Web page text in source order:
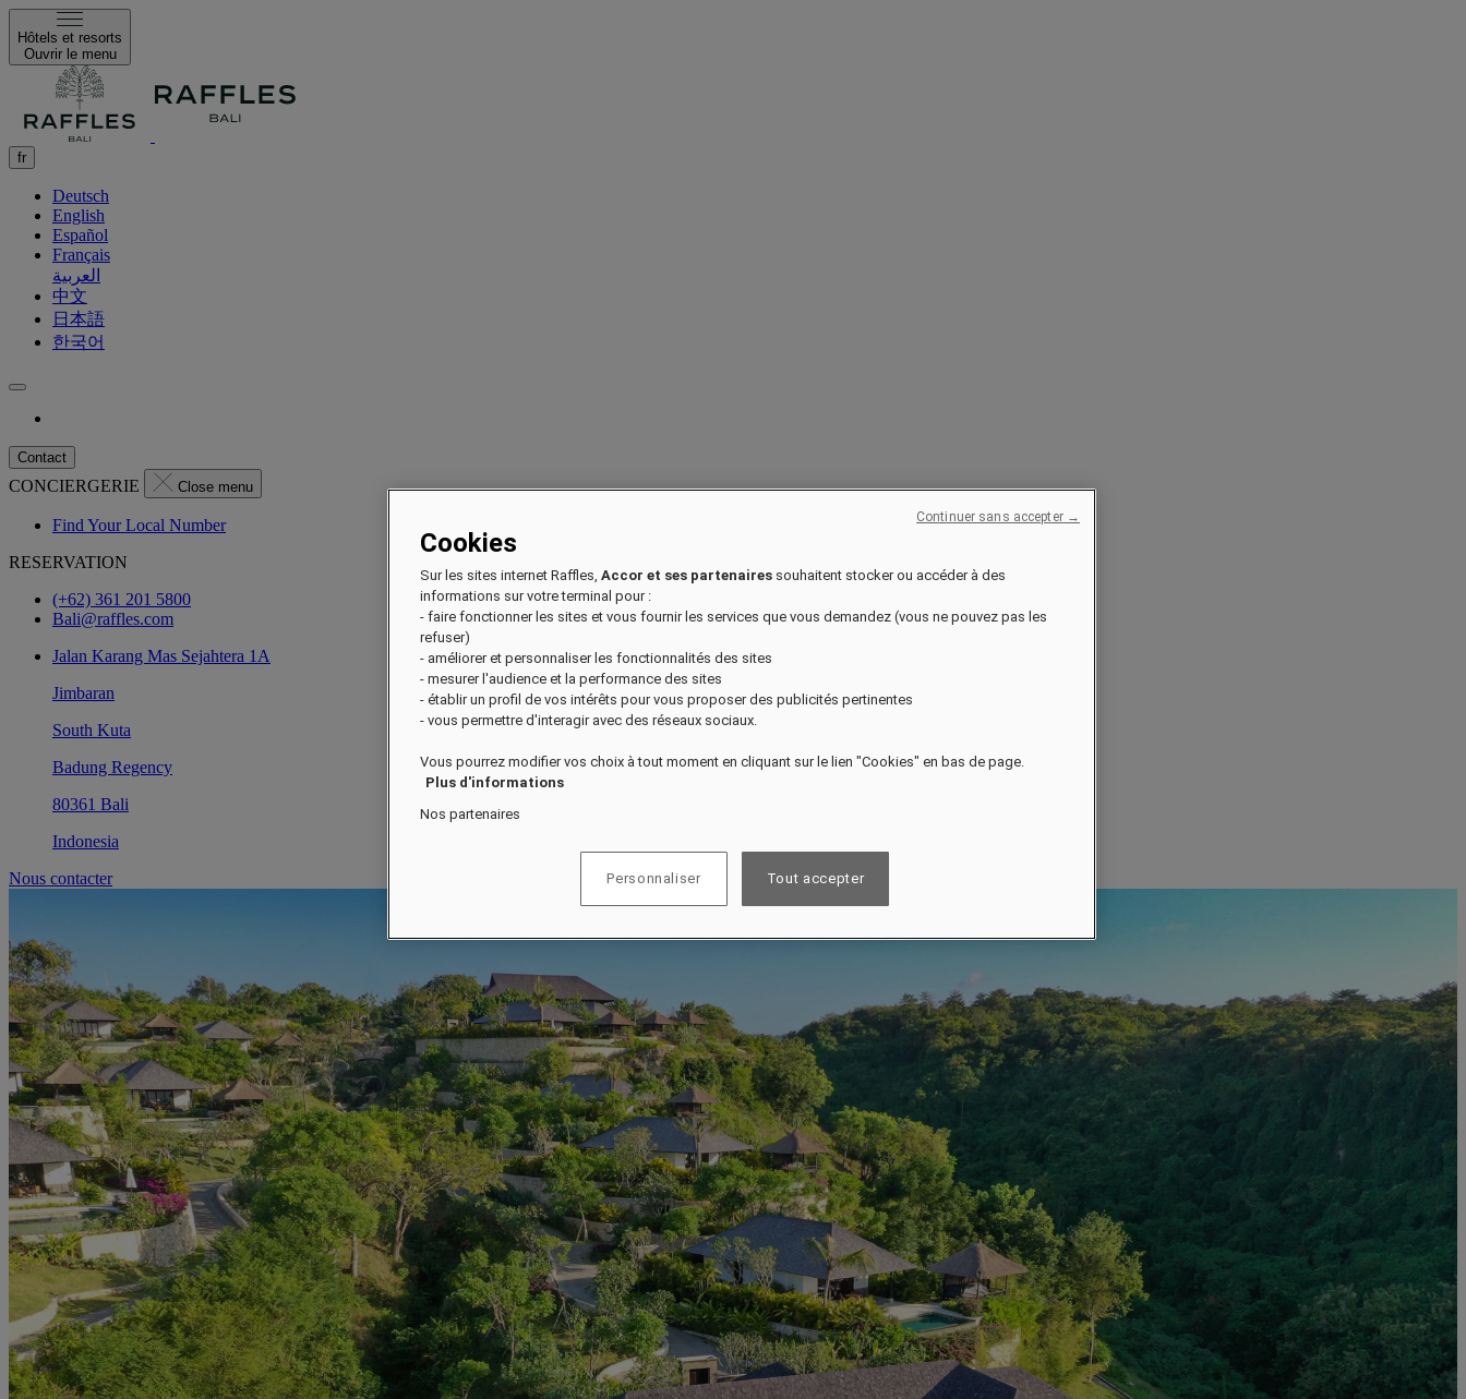
Hôtels et resorts
Ouvrir le menu
fr
Deutsch
English
Español
Français
العربية
中文
日本語
한국어
Contact
CONCIERGERIE Close menu
Find Your Local Number
RESERVATION
(+62) 361 201 5800
Bali@raffles.com
Jalan Karang Mas Sejahtera 1A
Jimbaran
South Kuta
Badung Regency
80361 Bali
Indonesia
Nous contacter
Cookies
Sur les sites internet Raffles, Accor et ses partenaires souhaitent stocker ou accéder à des
informations sur votre terminal pour :
- faire fonctionner les sites et vous fournir les services que vous demandez (vous ne pouvez pas les
refuser)
- améliorer et personnaliser les fonctionnalités des sites
- mesurer l'audience et la performance des sites
- établir un profil de vos intérêts pour vous proposer des publicités pertinentes
- vous permettre d'interagir avec des réseaux sociaux.
Vous pourrez modifier vos choix à tout moment en cliquant sur le lien "Cookies" en bas de page.
Plus d'informations
Nos partenaires
Personnaliser Tout accepter
Continuer sans accepter →